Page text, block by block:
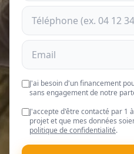
J'ai besoin d'un financement
sans engagement de notre
J'accepte d'être contacté par 1
projet et que mes données
politique de confidentialité.